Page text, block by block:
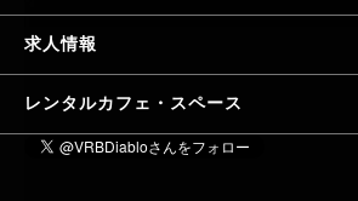
求人情報
レンタルカフェ・スペース